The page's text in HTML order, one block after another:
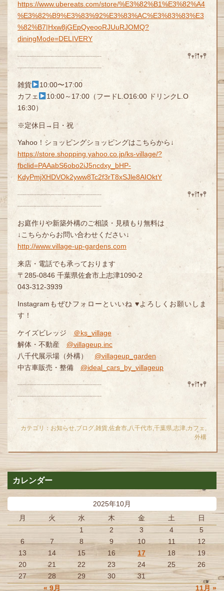
https://www.ubereats.com/store/%E3%82%B1%E3%82%A4
%E3%82%B9%E3%83%92%E3%83%AC%E3%83%83%E3
%82%B7|Hxw8jGEpQyeooRJUuRJOMQ?
diningMode=DELIVERY
┈┈┈┈┈┈┈┈┈┈┈┈ 𖤣𖥧𖥣𖡡𖥧𖤣
┈┈┈┈┈┈┈┈┈┈┈┈
雑貨
10:00〜17:00
カフェ
10:00～17:00（フードL.O16:00 ドリンクL.O
16:30）
※定休日→日・祝
Yahoo！ショッピングショッピングはこちらから↓
https://store.shopping.yahoo.co.jp/ks-village/?
fbclid=PAAabS6obo2iJ5ncdxy_bHP-
KdyPmjXHDVOk2yww8Tc2f3rT8xSJle8AIOktY
┈┈┈┈┈┈┈┈┈┈┈┈ 𖤣𖥧𖥣𖡡𖥧𖤣
┈┈┈┈┈┈┈┈┈┈┈┈
お庭作りや新築外構のご相談・見積もり無料は
↓こちらからお問い合わせください↓
http://www.village-up-gardens.com
来店・電話でも承っております
〒285-0846 千葉県佐倉市上志津1090-2
043-312-3939
Instagramもぜひフォローといいね ♥よろしくお願いしま
す！
ケイズビレッジ ＠ks_village
解体・不動産 @villageup.inc
八千代展示場（外構） @villageup_garden
中古車販売・整備 @ideal_cars_by_villageup
┈┈┈┈┈┈┈┈┈┈┈┈ 𖤣𖥧𖥣𖡡𖥧𖤣
┈┈┈┈┈┈┈┈┈┈┈┈
カテゴリ： お知らせ ブログ 雑貨 佐倉市 八千代市 千葉県 志津 カフェ
外構
カレンダー
2025年10月
月
火 水 木 金 土 日
« 9月 11月 »
1 2 3 4
5
6
7 8 9 10 11
12
13
14 15 16 17 18
19
20
21 22 23 24 25
26
27
28 29 30 31